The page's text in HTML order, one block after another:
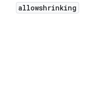
allowshrinking